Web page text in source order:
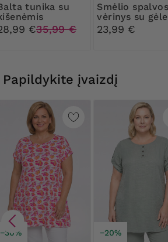
su
€35,99 €
Smėlio spalvos ilgi
vėrinys su gėle
23,99 €
Papildykite įvaizdį
−30% −20%